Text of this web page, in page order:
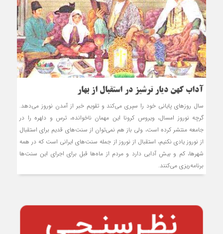
آداب كهن ديار ترشيز در استقبال از بهار
سال روزهای پایانی خود را سپری می‌کند و تقویم خبر از آمدن نوروز می‌دهد.
گرچه نوروز امسال، ویروس کرونا اين مهمان ناخوانده، ترس و دلهره را در
جامعه منتشر کرده است، ولی باز هم نمی‌توان از سنت‌های قدیم برای استقبال
از نوروز یادی نکنیم، استقبال از نوروز از جمله سنت‌های ایرانی است که در همه
شهرها، کم و بیش آدابی دارد و مردم از ماه‌ها قبل برای اجرای این سنت‌ها
برنامه‌ریزی می‌کنند.